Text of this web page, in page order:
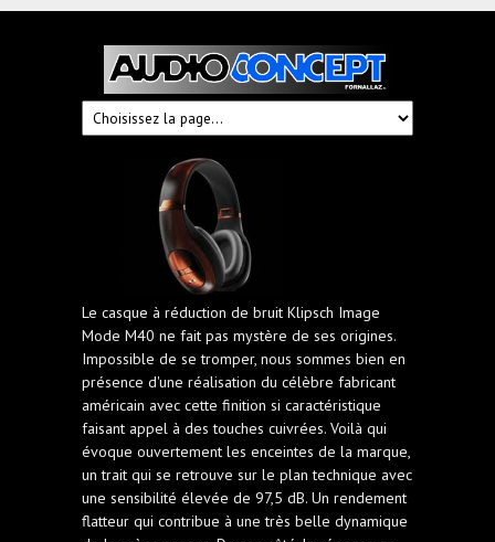
Audioconcept
Fornallaz
Le casque à réduction de bruit Klipsch Image
Mode M40 ne fait pas mystère de ses origines.
Impossible de se tromper, nous sommes bien en
présence d'une réalisation du célèbre fabricant
américain avec cette finition si caractéristique
faisant appel à des touches cuivrées. Voilà qui
évoque ouvertement les enceintes de la marque,
un trait qui se retrouve sur le plan technique avec
une sensibilité élevée de 97,5 dB. Un rendement
flatteur qui contribue à une très belle dynamique